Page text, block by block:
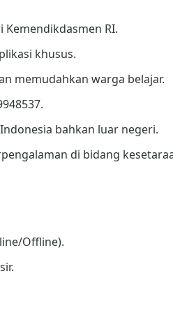
RI.
khusus.
memudahkan warga belajar.
bahkan luar negeri.
di bidang
Offline).